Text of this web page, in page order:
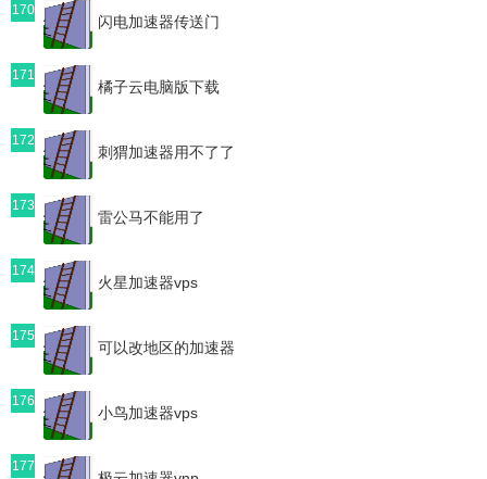
170
闪电加速器传送门
171
橘子云电脑版下载
172
刺猬加速器用不了了
173
雷公马不能用了
174
火星加速器vps
175
可以改地区的加速器
176
小鸟加速器vps
177